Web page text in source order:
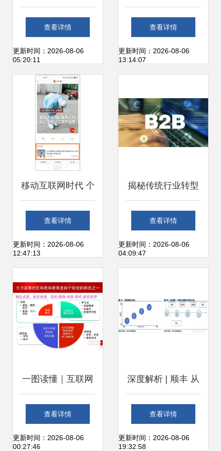
交通服务 互联网造
车的渐进过程分析
查看详情
更新时间：2026-08-06
05:20:11
蓝253再次登榜中
国互联网百强企业
化
查看详情
更新时间：2026-08-06
13:14:07
移动互联网时代 个
人如何打造一款新
闻资讯类产品
查看详情
更新时间：2026-08-06
12:47:13
揭秘传统行业转型
互联网的顶层设计
与实践路径
查看详情
更新时间：2026-08-06
04:09:47
一图读懂｜互联网
时代开放教育走势
——以开放大学为
查看详情
更新时间：2026-08-06
00:27:46
深度解析 | 顺丰 从
快递迈向综合物流
服务商的征程
查看详情
更新时间：2026-08-06
19:32:58